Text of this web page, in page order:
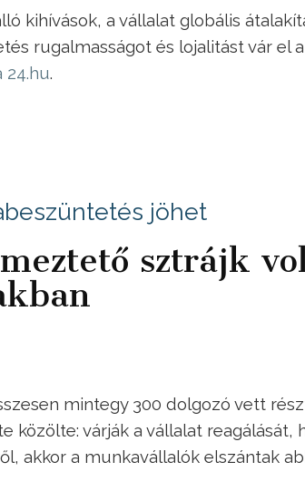
kihívások, a vállalat globális
rugalmasságot és lojalitást vár el
24.hu.
jöhet
sztrájk
mintegy 300 dolgozó vett
közölte: várják a vállalat reagálását,
akkor a munkavállalók elszántak